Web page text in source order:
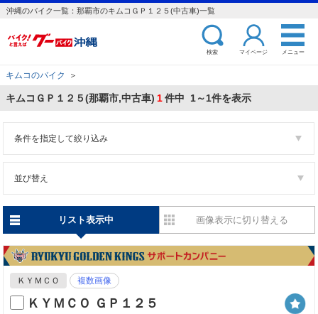
沖縄のバイク一覧：那覇市のキムコＧＰ１２５(中古車)一覧
検索 マイページ メニュー
キムコのバイク ＞
キムコＧＰ１２５(那覇市,中古車) 1件中 1～1件を表示
条件を指定して絞り込み
並び替え
リスト表示中 画像表示に切り替える
ＫＹＭＣＯ 複数画像
ＫＹＭＣＯ ＧＰ１２５